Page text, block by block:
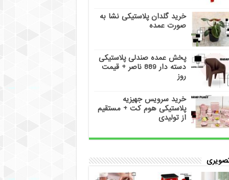
خرید گلدان پلاستیکی نشا به
صورت عمده
پخش عمده صندلی پلاستیکی
دسته دار 889 ناصر + قیمت
روز
خرید سرویس جهیزیه
پلاستیکی هوم کت + مستقیم
از تولیدی